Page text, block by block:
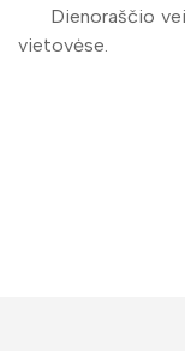
Dienoraščio
vietovėse.